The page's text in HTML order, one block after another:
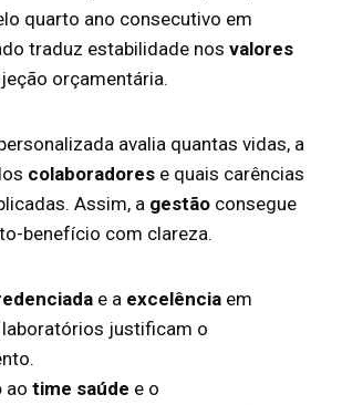
quarto ano consecutivo em
traduz estabilidade nos valores
orçamentária.
avalia quantas vidas, a
colaboradores e quais carências
Assim, a gestão consegue
benefício com clareza.
e a excelência em
justificam o
ao time saúde e o